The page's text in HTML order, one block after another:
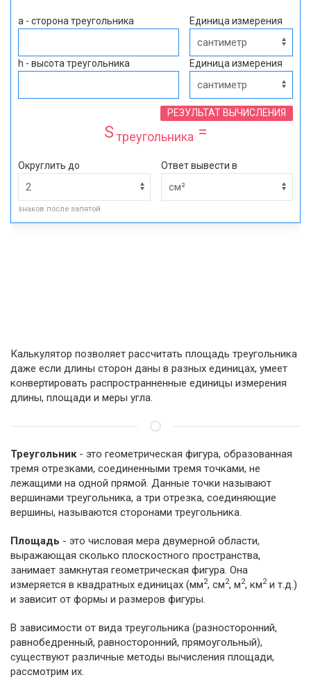
a - сторона треугольника Единица измерения
h - высота треугольника Единица измерения
РЕЗУЛЬТАТ ВЫЧИСЛЕНИЯ
Sтреугольника =
Округлить до
знаков после запятой
Ответ вывести в
Калькулятор позволяет рассчитать площадь треугольника
даже если длины сторон даны в разных единицах, умеет
конвертировать распространненные единицы измерения
длины, площади и меры угла.
Треугольник- это геометрическая фигура, образованная
тремя отрезками, соединенными тремя точками, не
лежащими на одной прямой. Данные точки называют
вершинами треугольника, а три отрезка, соединяющие
вершины, называются сторонами треугольника.
Площадь - это числовая мера двумерной области,
выражающая сколько плоскостного пространства,
занимает замкнутая геометрическая фигура. Она
измеряется в квадратных единицах (мм2, см2, м2, км2и т.д.)
и зависит от формы и размеров фигуры.
В зависимости от вида треугольника (разносторонний,
равнобедренный, равносторонний, прямоугольный),
существуют различные методы вычисления площади,
рассмотрим их.